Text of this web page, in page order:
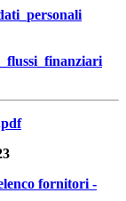
fornitori -